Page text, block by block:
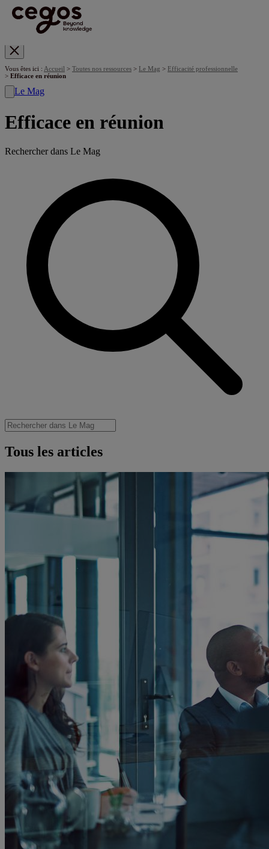
Vous êtes ici : Accueil > Toutes nos ressources > Le Mag > Efficacité professionnelle
> Efficace en réunion
Le Mag
Efficace en réunion
Rechercher dans Le Mag
Tous les articles